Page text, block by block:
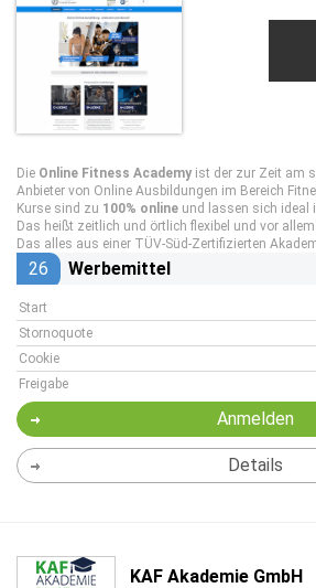
Die Online Fitness Academy ist der zur Zeit am
Anbieter von Online Ausbildungen im Bereich
Kurse sind zu 100% online und lassen sich ideal
Das heißt zeitlich und örtlich flexibel und vor
Das alles aus einer TÜV-Süd-Zertifizierten
26 Werbemittel
Start
Stornoquote
Cookie
Freigabe
Anmelden
Details
KAF Akademie GmbH